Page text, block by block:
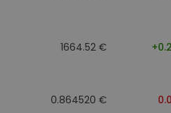
1664.52 €
0.864520 €